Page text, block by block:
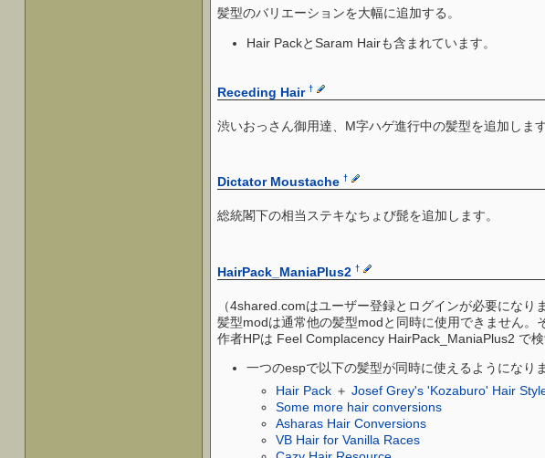
髪型のバリエーションを大幅に追加する。
Hair PackとSaram Hairも含まれています。
Receding Hair †
渋いおっさん御用達、M字ハゲ進行中の髪型を追加します
Dictator Moustache †
総統閣下の相当ステキなちょび髭を追加します。
HairPack_ManiaPlus2 †
（4shared.comはユーザー登録とログインが必要になり
髪型modは通常他の髪型modと同時に使用できません。
作者HPは Feel Complacency HairPack_ManiaPlus2 で検
一つのespで以下の髪型が同時に使えるようになりま
Hair Pack＋ Josef Grey's 'Kozaburo' Hair
Some more hair conversions
Asharas Hair Conversions
VB Hair for Vanilla Races